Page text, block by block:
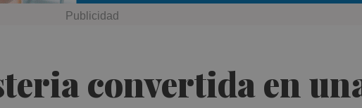
convertida en